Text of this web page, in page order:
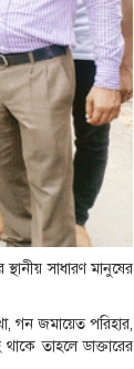
সাধারণ মানুষের
গন জমায়েত পরিহার,
তাহলে ডাক্তারের